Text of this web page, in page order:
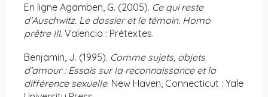
En ligne Agamben, G. (2005). Ce qui reste
d’Auschwitz. Le dossier et le témoin. Homo
prêtre III. Valencia : Prétextes.
Benjamin, J. (1995). Comme sujets, objets
d’amour : Essais sur la reconnaissance et la
différence sexuelle. New Haven, Connecticut : Yale